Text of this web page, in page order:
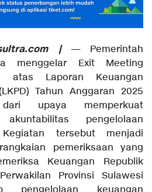
|— Pemerintah
menggelar Exit Meeting
atas Laporan Keuangan
Tahun Anggaran 2025
upaya memperkuat
pengelolaan
tersebut menjadi
pemeriksaan yang
Keuangan Republik
Provinsi Sulawesi